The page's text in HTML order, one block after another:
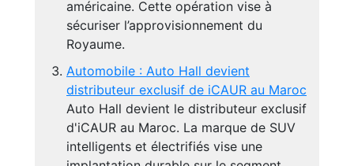
américaine. Cette opération vise à
sécuriser l’approvisionnement du
Royaume.
Automobile : Auto Hall devient
distributeur exclusif de iCAUR au Maroc
Auto Hall devient le distributeur exclusif
d'iCAUR au Maroc. La marque de SUV
intelligents et électrifiés vise une